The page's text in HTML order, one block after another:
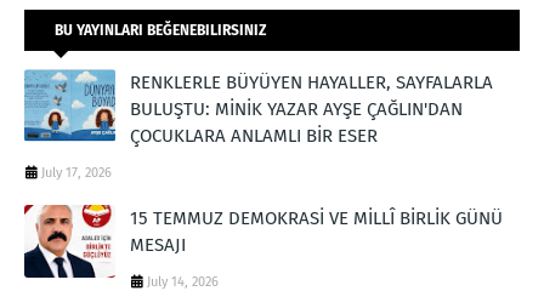
BU YAYINLARI BEĞENEBILIRSINIZ
RENKLERLE BÜYÜYEN HAYALLER, SAYFALARLA
BULUŞTU: MİNİK YAZAR AYŞE ÇAĞLIN'DAN
ÇOCUKLARA ANLAMLI BİR ESER
July 17, 2026
15 TEMMUZ DEMOKRASİ VE MİLLÎ BİRLİK GÜNÜ
MESAJI
July 14, 2026